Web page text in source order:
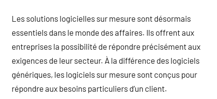
Les solutions logicielles sur mesure sont désormais
essentiels dans le monde des affaires. Ils offrent aux
entreprises la possibilité de répondre précisément aux
exigences de leur secteur. À la différence des logiciels
génériques, les logiciels sur mesure sont conçus pour
répondre aux besoins particuliers d’un client.